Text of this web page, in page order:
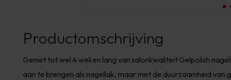
Productomschrijving
Geniet tot wel 4 weken lang van salonkwaliteit Gelpolish
aan te brengen als nagellak, maar met de duurzaamheid van